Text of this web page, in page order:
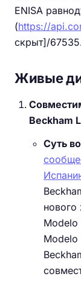
ENISA
(https://
скрыт]/
Живые
Beckham
Суть
нового
Modelo
Modelo